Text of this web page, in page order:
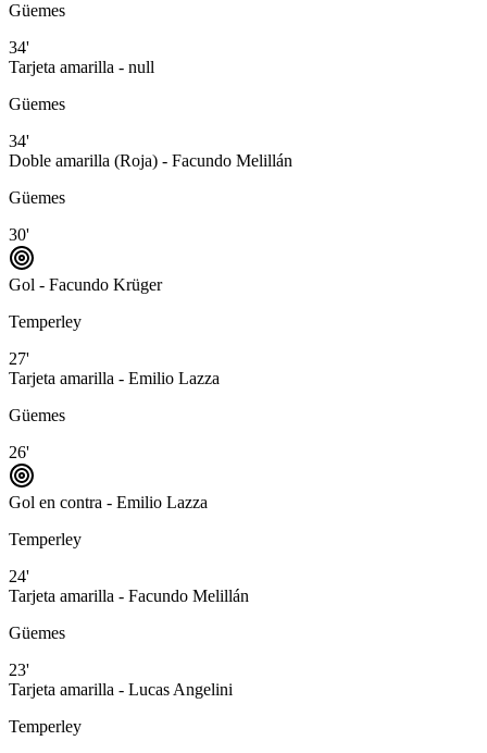
Güemes
34'
Tarjeta amarilla - null
Güemes
34'
Doble amarilla (Roja) - Facundo Melillán
Güemes
30'
Gol - Facundo Krüger
Temperley
27'
Tarjeta amarilla - Emilio Lazza
Güemes
26'
Gol en contra - Emilio Lazza
Temperley
24'
Tarjeta amarilla - Facundo Melillán
Güemes
23'
Tarjeta amarilla - Lucas Angelini
Temperley